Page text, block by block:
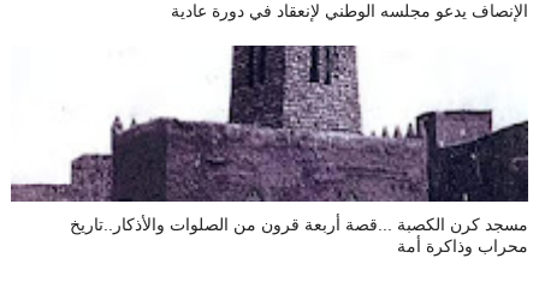
الإنصاف يدعو مجلسه الوطني لإنعقاد في دورة عادية
مسجد كرن الكصبة ...قصة أربعة قرون من الصلوات والأذكار..تاريخ
محراب وذاكرة أمة